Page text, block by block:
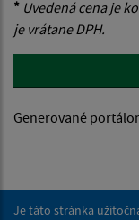
* Uvedená cena je
je vrátane DPH.
Generované
Je táto stránka